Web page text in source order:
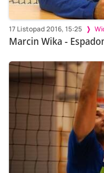
17 Listopad 2016, 15:25
Marcin Wika -